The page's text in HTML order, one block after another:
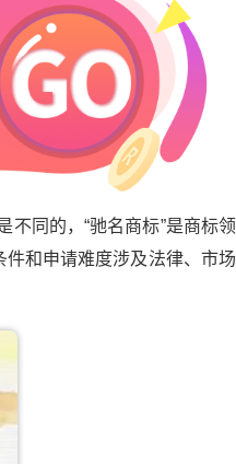
同的，“驰名商标”是商标领
件和申请难度涉及法律、市场